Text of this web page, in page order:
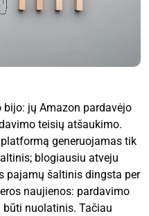
bijo: jų Amazon pardavėjo
teisių atšaukimo.
generuojamas tik
blogiausiu atveju
pajamų šaltinis dingsta per
naujienos: pardavimo
nuolatinis. Tačiau